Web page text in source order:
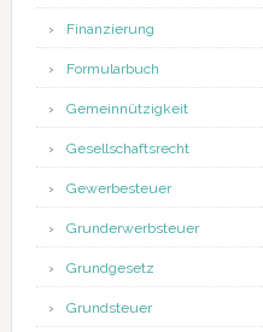
Finanzierung
Formularbuch
Gemeinnützigkeit
Gesellschaftsrecht
Gewerbesteuer
Grunderwerbsteuer
Grundgesetz
Grundsteuer